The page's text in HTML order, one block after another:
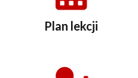
Plan lekcji